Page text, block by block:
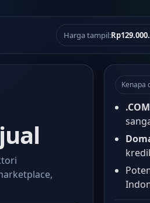
Harga tampil:
Kenapa
.COM